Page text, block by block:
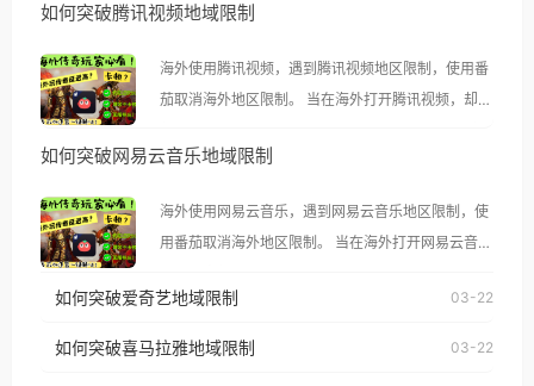
如何突破腾讯视频地域限制
海外使用腾讯视频，遇到腾讯视频地区限制，使用番
茄取消海外地区限制。 当在海外打开腾讯视频，却突
示语。 海外用户如香港、澳门、台湾、美国、加拿
像其他音乐平台一样，出现地区及版权限制问题，且
仅能在中国大陆地区播放。 遇到这个问题的朋友们，
使用番茄回国加速器，即可解决「海外用户收听腾讯
台湾、美国、加拿大、澳大利亚、欧洲等国家和地区
如何突破网易云音乐地域限制
海外使用网易云音乐，遇到网易云音乐地区限制，使
用番茄取消海外地区限制。 当在海外打开网易云音
播放”的提示语。 海外用户如香港、澳门、台湾、美
国、加拿大、澳大利亚、欧洲等国家和地区时，网易
如何突破爱奇艺地域限制 03-22
如何突破喜马拉雅地域限制 03-22